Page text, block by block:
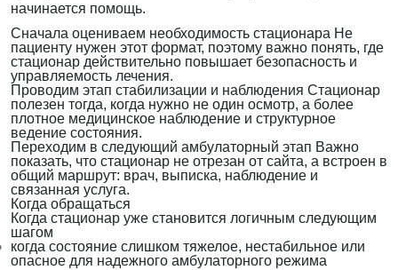
начинается помощь.
Сначала оцениваем необходимость стационара Не
пациенту нужен этот формат, поэтому важно понять, где
стационар действительно повышает безопасность и
управляемость лечения.
Проводим этап стабилизации и наблюдения Стационар
полезен тогда, когда нужно не один осмотр, а более
плотное медицинское наблюдение и структурное
ведение состояния.
Переходим в следующий амбулаторный этап Важно
показать, что стационар не отрезан от сайта, а встроен в
общий маршрут: врач, выписка, наблюдение и
связанная услуга.
Когда обращаться
Когда стационар уже становится логичным следующим
шагом
когда состояние слишком тяжелое, нестабильное или
опасное для надежного амбулаторного режима